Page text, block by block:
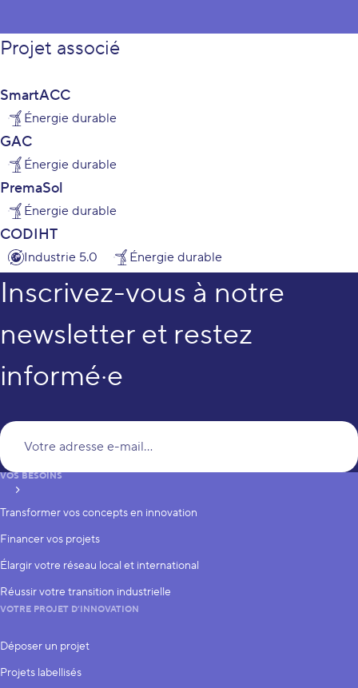
Projet associé
SmartACC
Énergie durable
GAC
Énergie durable
PremaSol
Énergie durable
CODIHT
Industrie 5.0 Énergie durable
Inscrivez-vous à notre
newsletter et restez
informé·e
S’inscrire
VOS BESOINS
Transformer vos concepts en innovation
Financer vos projets
Élargir votre réseau local et international
Réussir votre transition industrielle
VOTRE PROJET D’INNOVATION
Déposer un projet
Projets labellisés